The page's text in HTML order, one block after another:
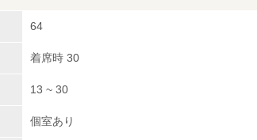
64
着席時 30
13 ~ 30
個室あり